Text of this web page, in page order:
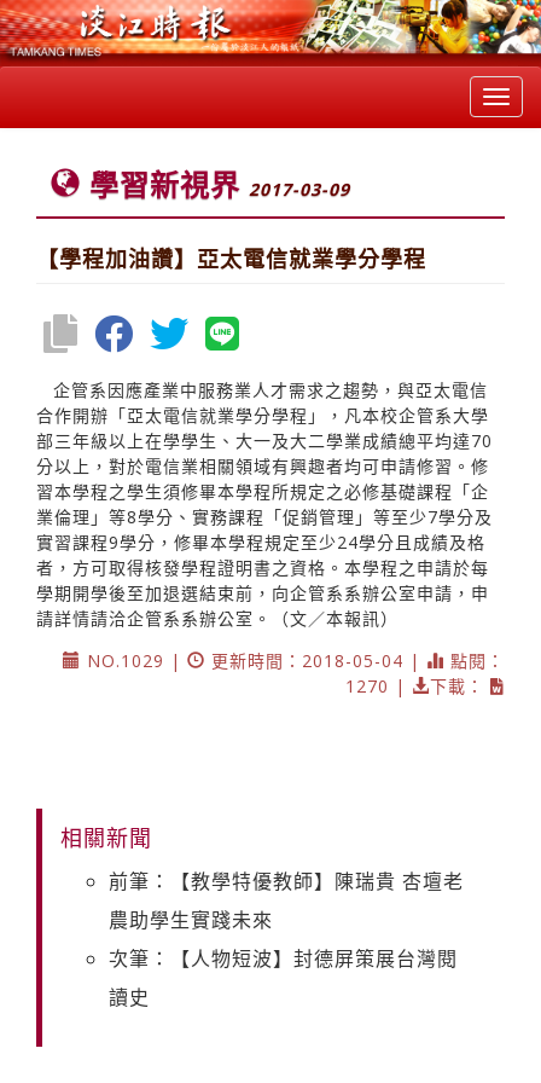
學習新視界 2017-03-09
【學程加油讚】亞太電信就業學分學程
企管系因應產業中服務業人才需求之趨勢，與亞太電信
合作開辦「亞太電信就業學分學程」，凡本校企管系大學
部三年級以上在學學生、大一及大二學業成績總平均達70
分以上，對於電信業相關領域有興趣者均可申請修習。修
習本學程之學生須修畢本學程所規定之必修基礎課程「企
業倫理」等8學分、實務課程「促銷管理」等至少7學分及
實習課程9學分，修畢本學程規定至少24學分且成績及格
者，方可取得核發學程證明書之資格。本學程之申請於每
學期開學後至加退選結束前，向企管系系辦公室申請，申
請詳情請洽企管系系辦公室。（文／本報訊）
NO.1029 |
更新時間：2018-05-04 |
點閱：
1270 |
下載：
相關新聞
前筆：【教學特優教師】陳瑞貴 杏壇老
農助學生實踐未來
次筆：【人物短波】封德屏策展台灣閱
讀史